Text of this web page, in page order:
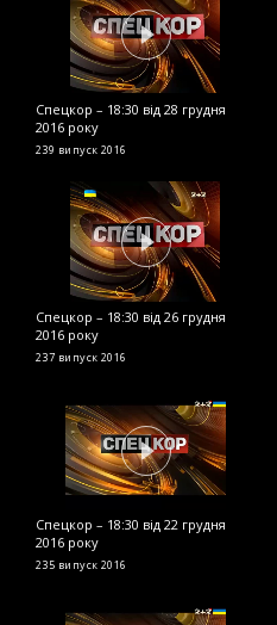
Спецкор – 18:30 від 28 грудня
2016 року
239 випуск 2016
Спецкор – 18:30 від 26 грудня
2016 року
237 випуск 2016
Спецкор – 18:30 від 22 грудня
2016 року
235 випуск 2016